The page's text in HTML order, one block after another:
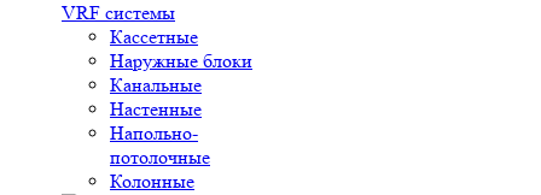
VRF системы
Кассетные
Наружные блоки
Канальные
Настенные
Напольно-
потолочные
Колонные